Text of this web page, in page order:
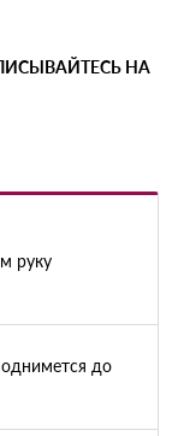
НА
руку
до